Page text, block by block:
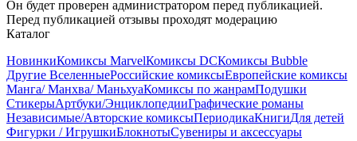
Он будет проверен администратором перед публикацией.
Перед публикацией отзывы проходят модерацию
Каталог
НовинкиКомиксы MarvelКомиксы DCКомиксы Bubble
Другие ВселенныеРоссийские комиксыЕвропейские комиксы
Манга/ Манхва/ МаньхуаКомиксы по жанрамПодушки
СтикерыАртбуки/ЭнциклопедииГрафические романы
Независимые/Авторские комиксыПериодикаКнигиДля детей
Фигурки / ИгрушкиБлокнотыСувениры и аксессуары